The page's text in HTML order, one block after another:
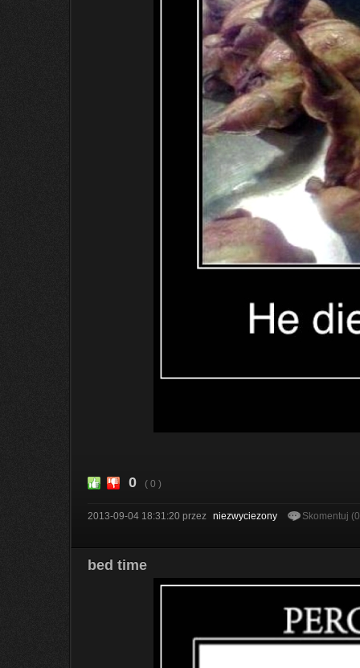
0 ( 0 )
2013-09-04 18:31:20 przez niezwyciezony Skomentuj
bed time